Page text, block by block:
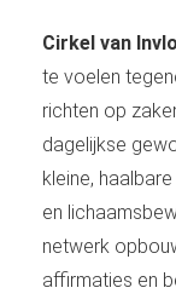
Cirkel van
te voelen
richten op
dagelijkse
kleine,
en
netwerk
affirmaties en